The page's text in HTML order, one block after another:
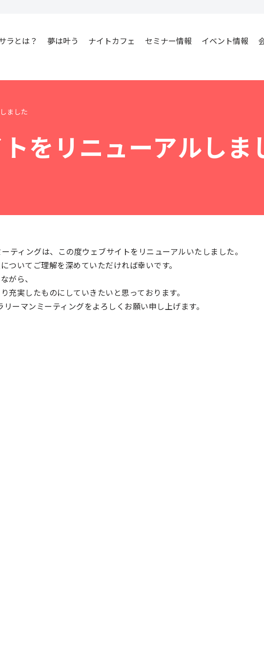
ラとは？ 夢は叶う ナイトカフェ セミナー情報 イベント情報
ました
をリニューアルしま
ティングは、この度ウェブサイトをリニューアルいたしました。
ついてご理解を深めていただければ幸いです。
がら、
充実したものにしていきたいと思っております。
ーマンミーティングをよろしくお願い申し上げます。